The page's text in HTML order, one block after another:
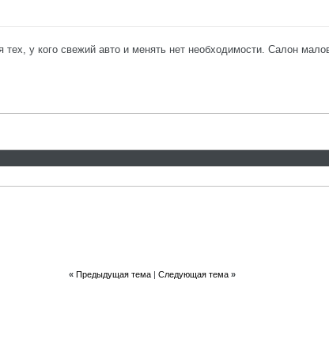
у кого свежий авто и менять нет необходимости. Салон
« Предыдущая тема| Следующая тема »